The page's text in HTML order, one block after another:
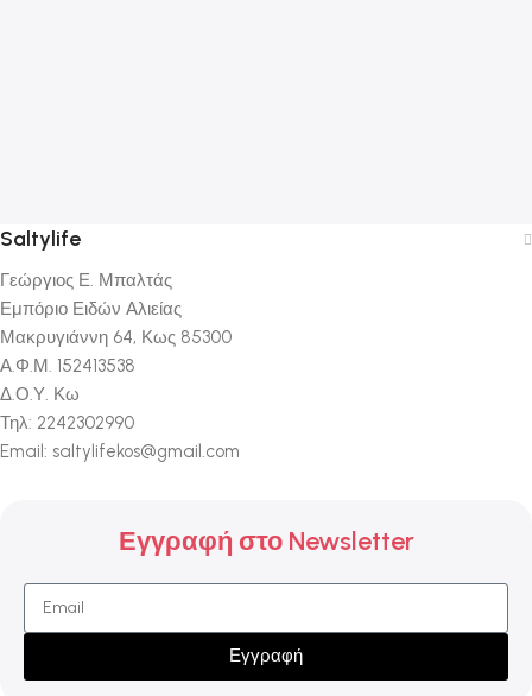
Saltylife
Γεώργιος Ε. Μπαλτάς
Εμπόριο Ειδών Αλιείας
Μακρυγιάννη 64, Κως 85300
Α.Φ.Μ. 152413538
Δ.Ο.Υ. Κω
Τηλ: 2242302990
Email: saltylifekos@gmail.com
Εγγραφή στο Newsletter
Εγγραφή